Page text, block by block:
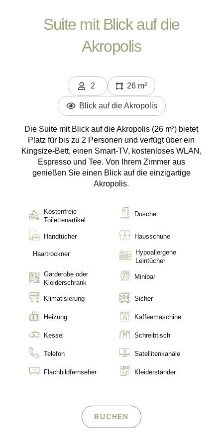
Suite mit Blick auf die
Akropolis
2
Personen
26 m²
Blick auf die Akropolis
Die Suite mit Blick auf die Akropolis (26 m²) bietet
Platz für bis zu 2 Personen und verfügt über ein
Kingsize-Bett, einen Smart-TV, kostenloses WLAN,
Espresso und Tee. Von Ihrem Zimmer aus
genießen Sie einen Blick auf die einzigartige
Akropolis.
Kostenfreie
Toilettenartikel
Dusche
Handtücher Hausschuhe
Haartrockner
Hypoallergene
Leintücher
Garderobe oder
Kleiderschrank
Minibar
Klimatisierung Sicher
Heizung Kaffeemaschine
Kessel Schreibtisch
Telefon Satellitenkanäle
Flachbildfernseher Kleiderständer
BUCHEN